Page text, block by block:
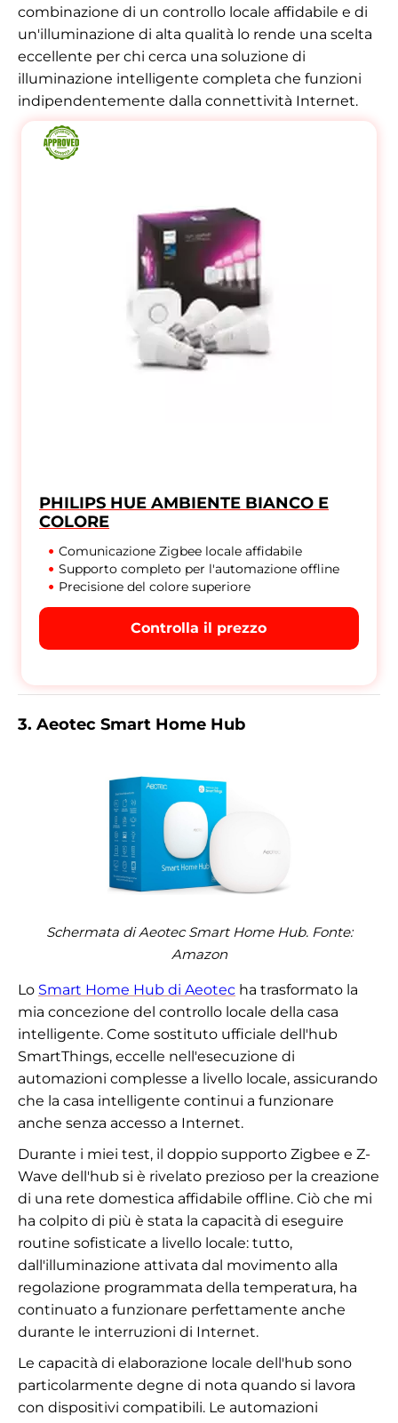
combinazione di un controllo locale affidabile e di
un'illuminazione di alta qualità lo rende una scelta
eccellente per chi cerca una soluzione di
illuminazione intelligente completa che funzioni
indipendentemente dalla connettività Internet.
PHILIPS HUE AMBIENTE BIANCO E
COLORE
Comunicazione Zigbee locale affidabile
Supporto completo per l'automazione offline
Precisione del colore superiore
Controlla il prezzo
3. Aeotec Smart Home Hub
Schermata di Aeotec Smart Home Hub. Fonte:
Amazon
Lo Smart Home Hub di Aeotec ha trasformato la
mia concezione del controllo locale della casa
intelligente. Come sostituto ufficiale dell'hub
SmartThings, eccelle nell'esecuzione di
automazioni complesse a livello locale, assicurando
che la casa intelligente continui a funzionare
anche senza accesso a Internet.
Durante i miei test, il doppio supporto Zigbee e Z-
Wave dell'hub si è rivelato prezioso per la creazione
di una rete domestica affidabile offline. Ciò che mi
ha colpito di più è stata la capacità di eseguire
routine sofisticate a livello locale: tutto,
dall'illuminazione attivata dal movimento alla
regolazione programmata della temperatura, ha
continuato a funzionare perfettamente anche
durante le interruzioni di Internet.
Le capacità di elaborazione locale dell'hub sono
particolarmente degne di nota quando si lavora
con dispositivi compatibili. Le automazioni